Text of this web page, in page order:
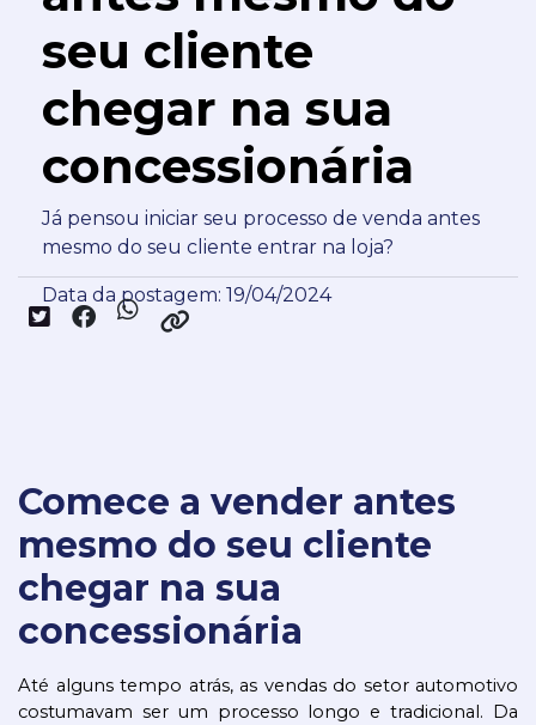
seu cliente
chegar na sua
concessionária
Já pensou iniciar seu processo de venda antes
mesmo do seu cliente entrar na loja?
Data da postagem: 19/04/2024
Comece a vender antes
mesmo do seu cliente
chegar na sua
concessionária
Até alguns tempo atrás, as vendas do setor automotivo
costumavam ser um processo longo e tradicional. Da